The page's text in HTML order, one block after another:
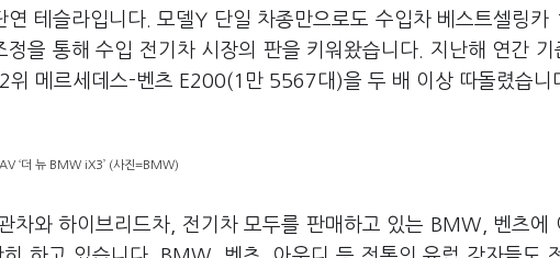
테슬라입니다. 모델Y 단일 차종만으로도 수입차 베스트셀링카
을 통해 수입 전기차 시장의 판을 키워왔습니다. 지난해 연간 기
메르세데스-벤츠 E200(1만 5567대)을 두 배 이상 따돌렸습니
‘더 뉴 BMW iX3’ (사진=BMW)
차와 하이브리드차, 전기차 모두를 판매하고 있는 BMW, 벤츠에